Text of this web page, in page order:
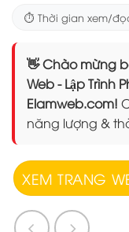
⏱️ Thời gian xem/
👋 Chào mừng
Web - Lập Trình
Elamweb.com!
năng lượng &
XEM TRANG